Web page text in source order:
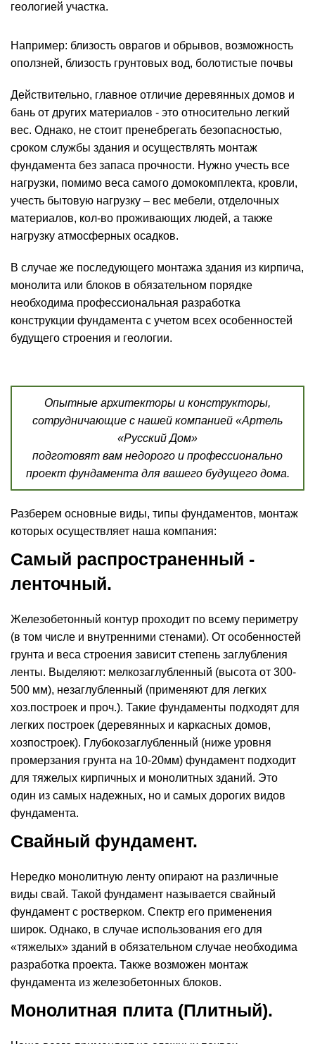
геологией участка.
Например: близость оврагов и обрывов, возможность
оползней, близость грунтовых вод, болотистые почвы
Действительно, главное отличие деревянных домов и
бань от других материалов - это относительно легкий
вес. Однако, не стоит пренебрегать безопасностью,
сроком службы здания и осуществлять монтаж
фундамента без запаса прочности. Нужно учесть все
нагрузки, помимо веса самого домокомплекта, кровли,
учесть бытовую нагрузку – вес мебели, отделочных
материалов, кол-во проживающих людей, а также
нагрузку атмосферных осадков.
В случае же последующего монтажа здания из кирпича,
монолита или блоков в обязательном порядке
необходима профессиональная разработка
конструкции фундамента с учетом всех особенностей
будущего строения и геологии.
Опытные архитекторы и конструкторы,
сотрудничающие с нашей компанией «Артель
«Русский Дом»
подготовят вам недорого и профессионально
проект фундамента для вашего будущего дома.
Разберем основные виды, типы фундаментов, монтаж
которых осуществляет наша компания:
Самый распространенный -
ленточный.
Железобетонный контур проходит по всему периметру
(в том числе и внутренними стенами). От особенностей
грунта и веса строения зависит степень заглубления
ленты. Выделяют: мелкозаглубленный (высота от 300-
500 мм), незаглубленный (применяют для легких
хоз.построек и проч.). Такие фундаменты подходят для
легких построек (деревянных и каркасных домов,
хозпостроек). Глубокозаглубленный (ниже уровня
промерзания грунта на 10-20мм) фундамент подходит
для тяжелых кирпичных и монолитных зданий. Это
один из самых надежных, но и самых дорогих видов
фундамента.
Свайный фундамент.
Нередко монолитную ленту опирают на различные
виды свай. Такой фундамент называется свайный
фундамент с ростверком. Спектр его применения
широк. Однако, в случае использования его для
«тяжелых» зданий в обязательном случае необходима
разработка проекта. Также возможен монтаж
фундамента из железобетонных блоков.
Монолитная плита (Плитный).